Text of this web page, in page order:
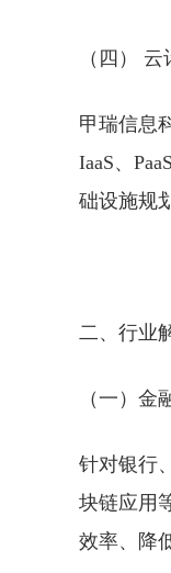
（四）
甲瑞信息
IaaS、
础设施规
二、行业
（一）金
针对银行
块链应用
效率、降